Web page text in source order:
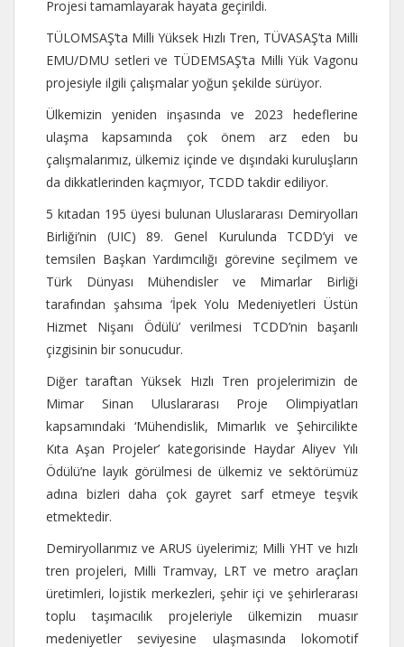
Projesi tamamlayarak hayata geçirildi.
TÜLOMSAŞ’ta Milli Yüksek Hızlı Tren, TÜVASAŞ’ta Milli
EMU/DMU setleri ve TÜDEMSAŞ’ta Milli Yük Vagonu
projesiyle ilgili çalışmalar yoğun şekilde sürüyor.
Ülkemizin yeniden inşasında ve 2023 hedeflerine
ulaşma kapsamında çok önem arz eden bu
çalışmalarımız, ülkemiz içinde ve dışındaki kuruluşların
da dikkatlerinden kaçmıyor, TCDD takdir ediliyor.
5 kıtadan 195 üyesi bulunan Uluslararası Demiryolları
Birliği’nin (UIC) 89. Genel Kurulunda TCDD’yi ve
temsilen Başkan Yardımcılığı görevine seçilmem ve
Türk Dünyası Mühendisler ve Mimarlar Birliği
tarafından şahsıma ‘İpek Yolu Medeniyetleri Üstün
Hizmet Nişanı Ödülü’ verilmesi TCDD’nin başarılı
çizgisinin bir sonucudur.
Diğer taraftan Yüksek Hızlı Tren projelerimizin de
Mimar Sinan Uluslararası Proje Olimpiyatları
kapsamındaki ‘Mühendislik, Mimarlık ve Şehircilikte
Kıta Aşan Projeler’ kategorisinde Haydar Aliyev Yılı
Ödülü’ne layık görülmesi de ülkemiz ve sektörümüz
adına bizleri daha çok gayret sarf etmeye teşvik
etmektedir.
Demiryollarımız ve ARUS üyelerimiz; Milli YHT ve hızlı
tren projeleri, Milli Tramvay, LRT ve metro araçları
üretimleri, lojistik merkezleri, şehir içi ve şehirlerarası
toplu taşımacılık projeleriyle ülkemizin muasır
medeniyetler seviyesine ulaşmasında lokomotif